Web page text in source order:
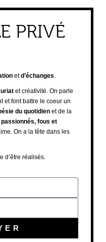
PRIVÉ
etd’échanges.
et créativité. On parle
et font battre le coeur un
du quotidien et de la
passionnés, fous et
On a la tête dans les
d’être réalisés.